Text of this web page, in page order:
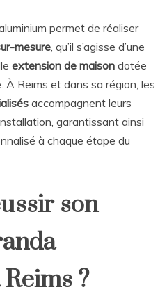
permet de réaliser
mesure, qu’il s’agisse d’une
extension de maison dotée
À Reims et dans sa région, les
accompagnent leurs
garantissant ainsi
à chaque étape du
son
?